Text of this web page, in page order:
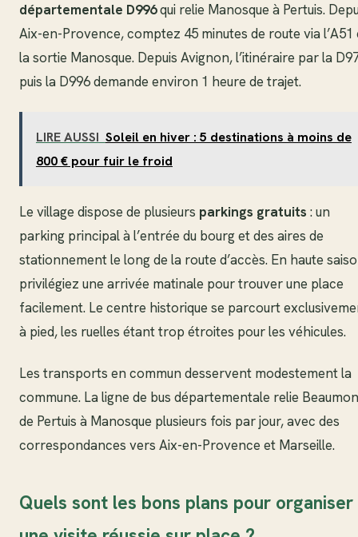
départementale D996qui relie Manosque à Pertuis.
Aix-en-Provence, comptez 45 minutes de route via l’A51
la sortie Manosque. Depuis Avignon, l’itinéraire par la
puis la D996 demande environ 1 heure de trajet.
LIRE AUSSI Soleil en hiver : 5 destinations à moins de
800 € pour fuir le froid
Le village dispose de plusieurs parkings gratuits : un
parking principal à l’entrée du bourg et des aires de
stationnement le long de la route d’accès. En haute
privilégiez une arrivée matinale pour trouver une place
facilement. Le centre historique se parcourt
à pied, les ruelles étant trop étroites pour les véhicules.
Les transports en commun desservent modestement la
commune. La ligne de bus départementale relie
de Pertuis à Manosque plusieurs fois par jour, avec des
correspondances vers Aix-en-Provence et Marseille.
Quels sont les bons plans pour organiser